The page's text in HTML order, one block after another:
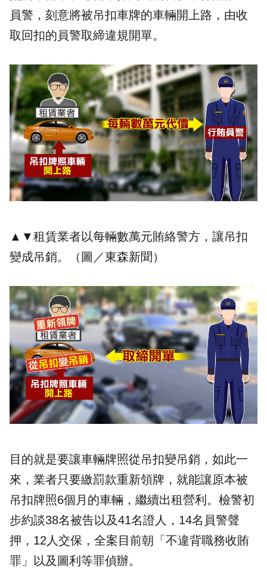
員警，刻意將被吊扣車牌的車輛開上路，由收
取回扣的員警取締違規開單。
▲▼租賃業者以每輛數萬元賄絡警方，讓吊扣
變成吊銷。（圖／東森新聞）
目的就是要讓車輛牌照從吊扣變吊銷，如此一
來，業者只要繳罰款重新領牌，就能讓原本被
吊扣牌照6個月的車輛，繼續出租營利。檢警初
步約談38名被告以及41名證人，14名員警聲
押，12人交保，全案目前朝「不違背職務收賄
罪」以及圖利等罪偵辦。